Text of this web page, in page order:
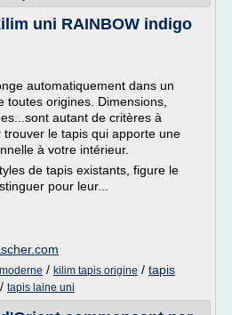
uni RAINBOW indigo
automatiquement dans un
toutes origines. Dimensions,
autant de critères à
le tapis qui apporte une
à votre intérieur.
de tapis existants, figure le
pour leur...
/ kilim tapis origine / tapis
/ tapis laine uni